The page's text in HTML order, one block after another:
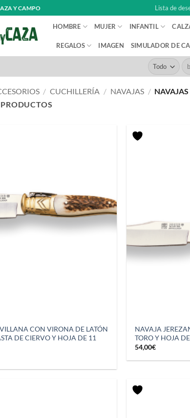
Y CAMPO Lista de
HOMBRE MUJER INFANTIL
REGALOS IMAGEN SIMULADOR DE
por:
/ CUCHILLERÍA / NAVAJAS /
CON VIRONA DE LATÓN
DE CIERVO Y HOJA DE 11
NAVAJA
TORO Y HOJA
54,00€